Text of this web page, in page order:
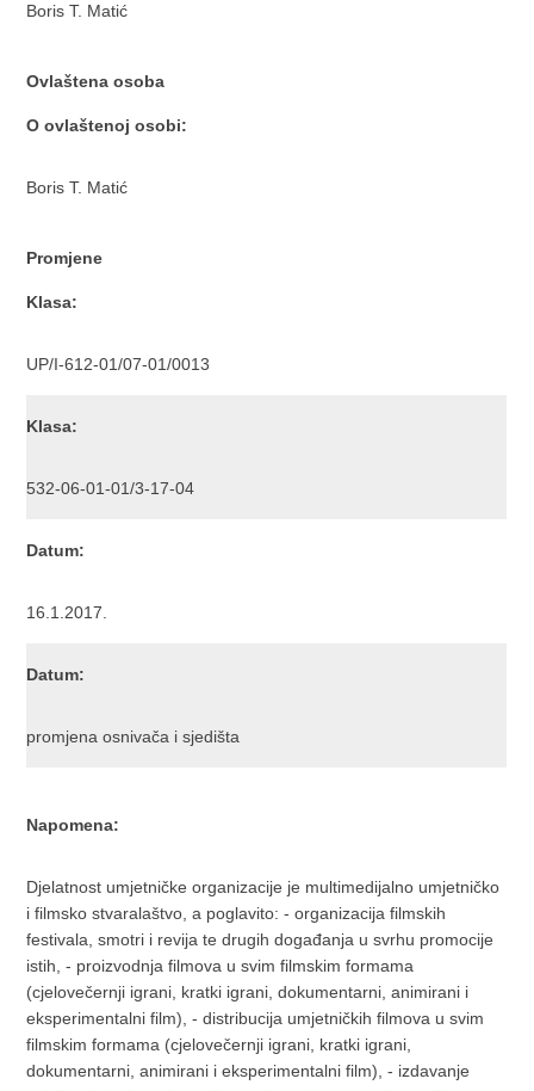
Boris T. Matić
Ovlaštena osoba
O ovlaštenoj osobi:
Boris T. Matić
Promjene
Klasa:
UP/I-612-01/07-01/0013
Klasa:
532-06-01-01/3-17-04
Datum:
16.1.2017.
Datum:
promjena osnivača i sjedišta
Napomena:
Djelatnost umjetničke organizacije je multimedijalno umjetničko
i filmsko stvaralaštvo, a poglavito: - organizacija filmskih
festivala, smotri i revija te drugih događanja u svrhu promocije
istih, - proizvodnja filmova u svim filmskim formama
(cjelovečernji igrani, kratki igrani, dokumentarni, animirani i
eksperimentalni film), - distribucija umjetničkih filmova u svim
filmskim formama (cjelovečernji igrani, kratki igrani,
dokumentarni, animirani i eksperimentalni film), - izdavanje